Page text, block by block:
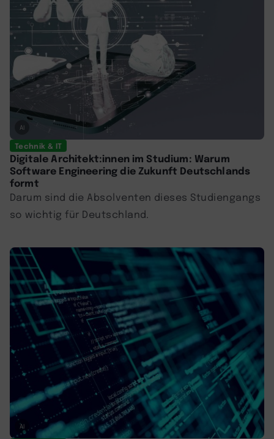
AI
Technik & IT
Digitale Architekt:innen im Studium: Warum
Software Engineering die Zukunft Deutschlands
formt
Darum sind die Absolventen dieses Studiengangs
so wichtig für Deutschland.
AI